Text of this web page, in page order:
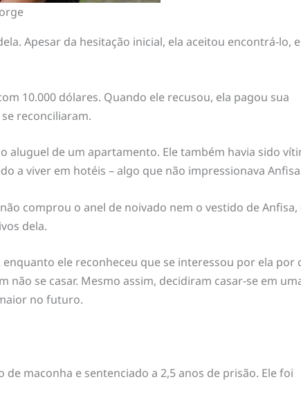
Apesar da hesitação inicial, ela aceitou encontrá-lo,
10.000 dólares. Quando ele recusou, ela pagou sua
reconciliaram.
de um apartamento. Ele também havia sido
a viver em hotéis – algo que não impressionava
comprou o anel de noivado nem o vestido de Anfisa,
dela.
ele reconheceu que se interessou por ela por
não se casar. Mesmo assim, decidiram casar-se em
no futuro.
maconha e sentenciado a 2,5 anos de prisão. Ele foi